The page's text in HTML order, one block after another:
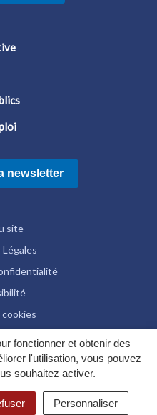
fonctionner et obtenir des
l'utilisation, vous pouvez
souhaitez activer.
Personnaliser
RECHERCHE
newsletter
site